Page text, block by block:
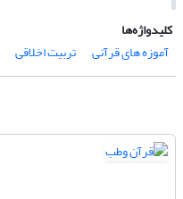
کلیدواژه‌ها
آموزه های قرآنی
تربیت اخلاقی